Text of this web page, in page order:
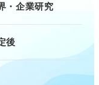
・企業研究
後